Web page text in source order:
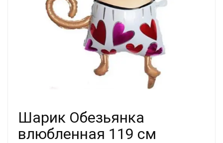
Шарик Обезьянка
влюбленная 119 см